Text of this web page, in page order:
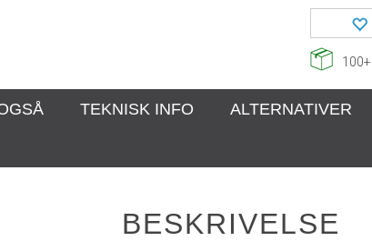
100+
TEKNISK INFO ALTERNATIVER
BESKRIVELSE